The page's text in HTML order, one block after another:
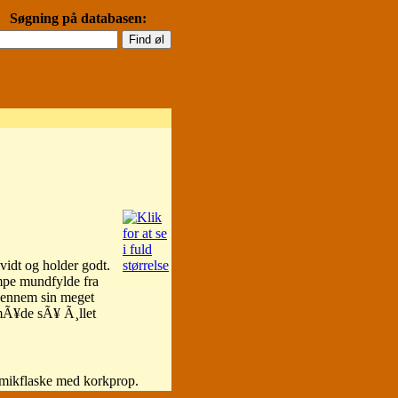
Søgning på databasen:
og holder godt.
mundfylde fra
sin meget
sÃ¥ Ã¸llet
med korkprop.